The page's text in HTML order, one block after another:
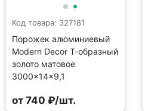
Код товара: 327181
Порожек алюминиевый
Modern Decor Т-образный
золото матовое
3000×14×9,1
от 740 ₽/шт.